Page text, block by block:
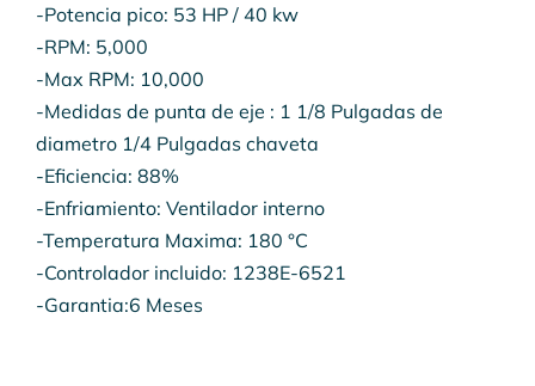
-Potencia pico: 53 HP / 40 kw
-RPM: 5,000
-Max RPM: 10,000
-Medidas de punta de eje : 1 1/8 Pulgadas de
diametro 1/4 Pulgadas chaveta
-Eficiencia: 88%
-Enfriamiento: Ventilador interno
-Temperatura Maxima: 180 °C
-Controlador incluido: 1238E-6521
-Garantia:6 Meses